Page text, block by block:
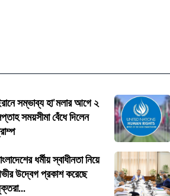
সম্ভাব্য হা'মলার আগে ২
সময়সীমা বেঁধে দিলেন
ধর্মীয় স্বাধীনতা নিয়ে
উদ্বেগ প্রকাশ করেছে